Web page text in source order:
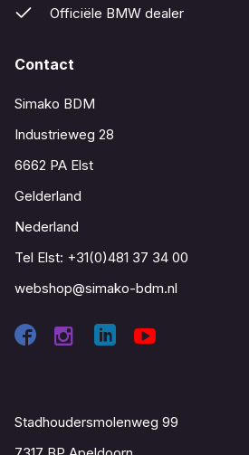
Officiële BMW dealer
Contact
Simako BDM
Industrieweg 28
6662 PA Elst
Gelderland
Nederland
Tel Elst: +31(0)481 37 34 00
webshop@simako-bdm.nl
Stadhoudersmolenweg 99